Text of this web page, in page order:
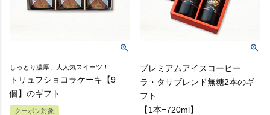
しっとり濃厚、大人気スイーツ！
トリュフショコラケーキ【9
個】のギフト
クーポン対象
プレミアムアイスコーヒー
ラ・タサブレンド無糖2本のギ
フト
【1本=720ml】